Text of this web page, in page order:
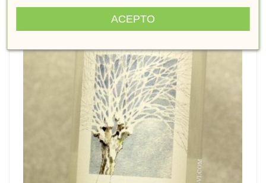
ACEPTO